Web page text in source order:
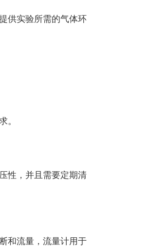
供实验所需的气体环
。
性，并且需要定期清
和流量，流量计用于